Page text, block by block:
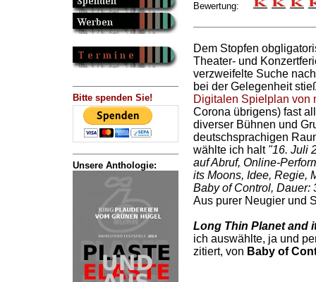
Bitte spenden Sie!
Unsere Anthologie:
Bewertung:
Dem Stopfen
Theater- und
verzweifelte Suche
bei der Gelegenheit
Digitalen Spielplan von
Corona übrigens) fast
diverser Bühnen und
deutschsprachigen
wählte ich halt "16. Juli
auf Abruf, Online-
its Moons, Idee, Regie,
Baby of Control, Dauer:
Aus purer Neugier und
Long Thin Planet and
ich auswählte, ja und
zitiert, von Baby of